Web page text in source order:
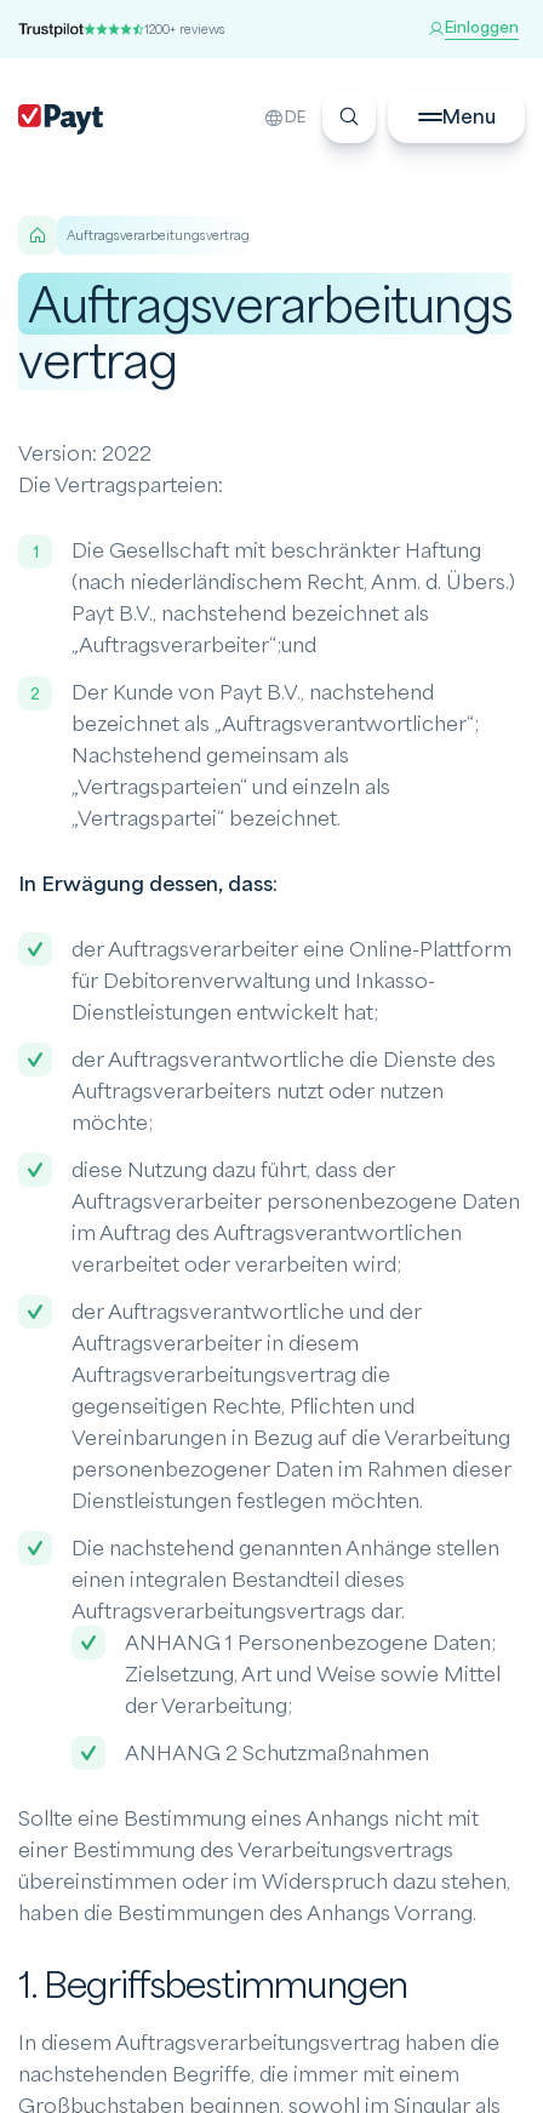
1200+ reviews Einloggen
DE Menu
Auftragsverarbeitungsvertrag
Auftragsverarbeitungs
vertrag
Version: 2022
Die Vertragsparteien:
Die Gesellschaft mit beschränkter Haftung
(nach niederländischem Recht, Anm. d. Übers.)
Payt B.V., nachstehend bezeichnet als
„Auftragsverarbeiter“;und
Der Kunde von Payt B.V., nachstehend
bezeichnet als „Auftragsverantwortlicher“;
Nachstehend gemeinsam als
„Vertragsparteien“ und einzeln als
„Vertragspartei“ bezeichnet.
In Erwägung dessen, dass:
der Auftragsverarbeiter eine Online-Plattform
für Debitorenverwaltung und Inkasso-
Dienstleistungen entwickelt hat;
der Auftragsverantwortliche die Dienste des
Auftragsverarbeiters nutzt oder nutzen
möchte;
diese Nutzung dazu führt, dass der
Auftragsverarbeiter personenbezogene Daten
im Auftrag des Auftragsverantwortlichen
verarbeitet oder verarbeiten wird;
der Auftragsverantwortliche und der
Auftragsverarbeiter in diesem
Auftragsverarbeitungsvertrag die
gegenseitigen Rechte, Pflichten und
Vereinbarungen in Bezug auf die Verarbeitung
personenbezogener Daten im Rahmen dieser
Dienstleistungen festlegen möchten.
Die nachstehend genannten Anhänge stellen
einen integralen Bestandteil dieses
Auftragsverarbeitungsvertrags dar.
ANHANG 1 Personenbezogene Daten;
Zielsetzung, Art und Weise sowie Mittel
der Verarbeitung;
ANHANG 2 Schutzmaßnahmen
Sollte eine Bestimmung eines Anhangs nicht mit
einer Bestimmung des Verarbeitungsvertrags
übereinstimmen oder im Widerspruch dazu stehen,
haben die Bestimmungen des Anhangs Vorrang.
1. Begriffsbestimmungen
In diesem Auftragsverarbeitungsvertrag haben die
nachstehenden Begriffe, die immer mit einem
Großbuchstaben beginnen, sowohl im Singular als